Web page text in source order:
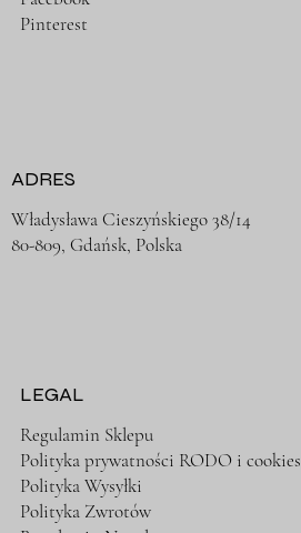
LEGAL
Regulamin Sklepu
Polityka prywatności RODO i cookies
Polityka Wysyłki
Polityka Zwrotów
ADRES
Władysława Cieszyńskiego 38/14
80-809, Gdańsk, Polska
Pinterest